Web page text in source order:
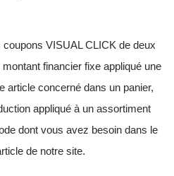
VISUAL CLICK de deux
financier fixe appliqué une
article concerné dans un panier,
appliqué à un assortiment
dont vous avez besoin dans le
de notre site.